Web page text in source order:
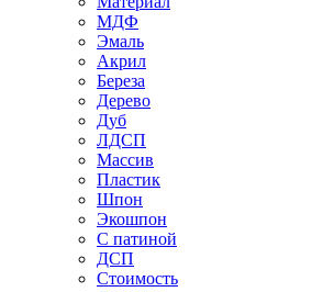
МДФ
Эмаль
Акрил
Береза
Дерево
Дуб
ЛДСП
Массив
Пластик
Шпон
Экошпон
С патиной
ДСП
Стоимость